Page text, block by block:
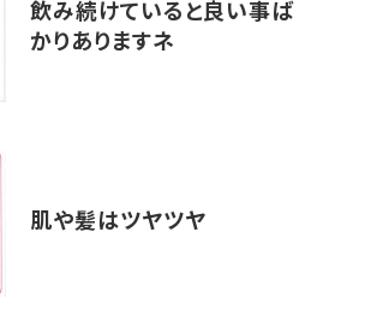
飲み続けていると良い事ば
かりありますネ
肌や髪はツヤツヤ